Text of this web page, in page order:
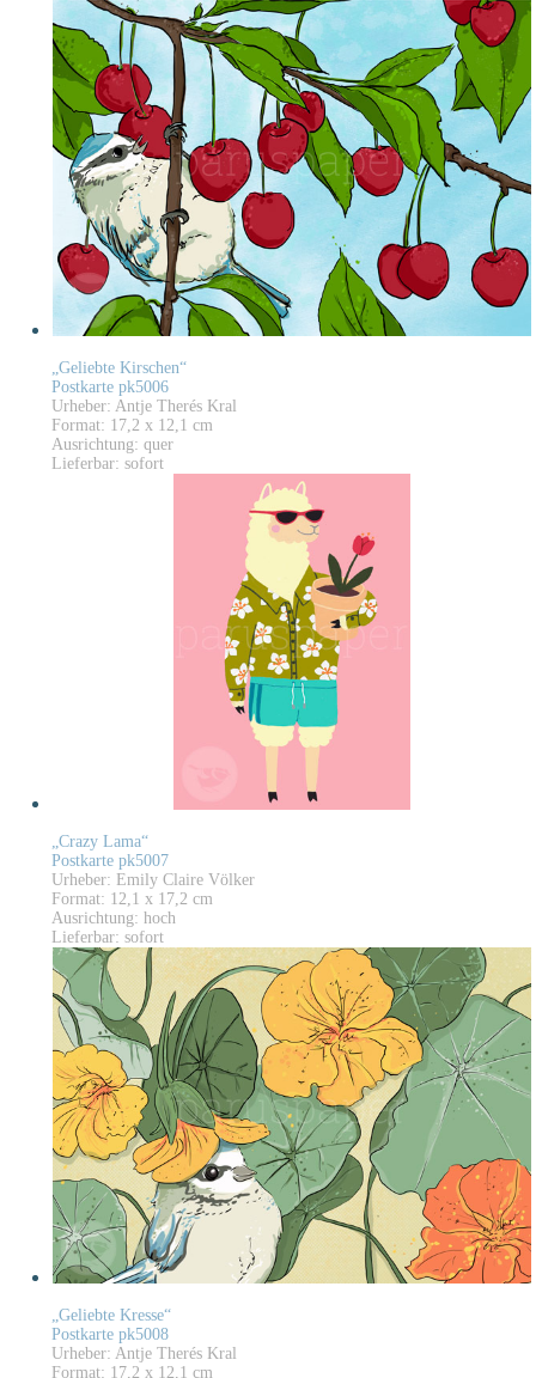
„Geliebte Kirschen“
Postkarte pk5006
Urheber: Antje Therés Kral
Format: 17,2 x 12,1 cm
Ausrichtung: quer
Lieferbar: sofort
„Crazy Lama“
Postkarte pk5007
Urheber: Emily Claire Völker
Format: 12,1 x 17,2 cm
Ausrichtung: hoch
Lieferbar: sofort
„Geliebte Kresse“
Postkarte pk5008
Urheber: Antje Therés Kral
Format: 17,2 x 12,1 cm